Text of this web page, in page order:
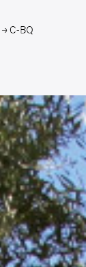
C-BQ